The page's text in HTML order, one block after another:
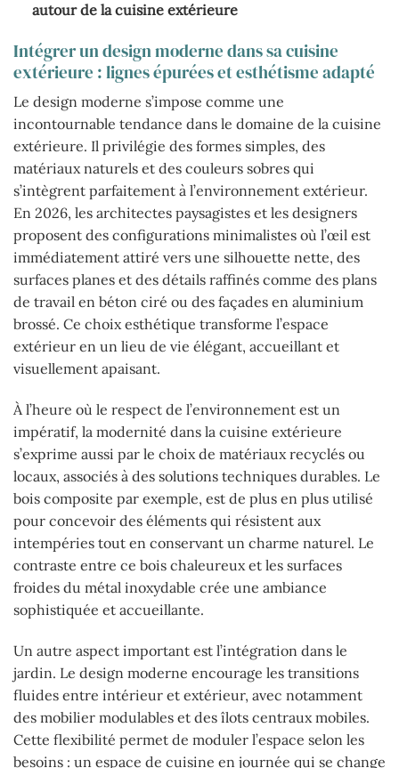
autour de la cuisine extérieure
Intégrer un design moderne dans sa cuisine
extérieure : lignes épurées et esthétisme adapté
Le design moderne s’impose comme une
incontournable tendance dans le domaine de la cuisine
extérieure. Il privilégie des formes simples, des
matériaux naturels et des couleurs sobres qui
s’intègrent parfaitement à l’environnement extérieur.
En 2026, les architectes paysagistes et les designers
proposent des configurations minimalistes où l’œil est
immédiatement attiré vers une silhouette nette, des
surfaces planes et des détails raffinés comme des plans
de travail en béton ciré ou des façades en aluminium
brossé. Ce choix esthétique transforme l’espace
extérieur en un lieu de vie élégant, accueillant et
visuellement apaisant.
À l’heure où le respect de l’environnement est un
impératif, la modernité dans la cuisine extérieure
s’exprime aussi par le choix de matériaux recyclés ou
locaux, associés à des solutions techniques durables. Le
bois composite par exemple, est de plus en plus utilisé
pour concevoir des éléments qui résistent aux
intempéries tout en conservant un charme naturel. Le
contraste entre ce bois chaleureux et les surfaces
froides du métal inoxydable crée une ambiance
sophistiquée et accueillante.
Un autre aspect important est l’intégration dans le
jardin. Le design moderne encourage les transitions
fluides entre intérieur et extérieur, avec notamment
des mobilier modulables et des îlots centraux mobiles.
Cette flexibilité permet de moduler l’espace selon les
besoins : un espace de cuisine en journée qui se change